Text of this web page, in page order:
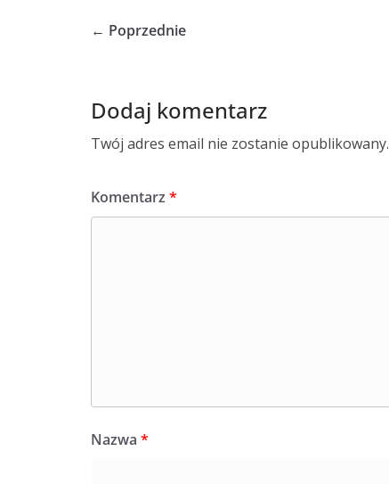
← Poprzednie
Dodaj komentarz
Twój adres email nie zostanie opublikowany.
Komentarz *
Nazwa *